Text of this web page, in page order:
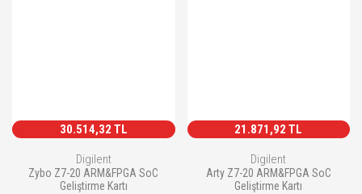
30.514,32 TL
Digilent
Zybo Z7-20 ARM&FPGA SoC
Geliştirme Kartı
21.871,92 TL
Digilent
Arty Z7-20 ARM&FPGA SoC
Geliştirme Kartı